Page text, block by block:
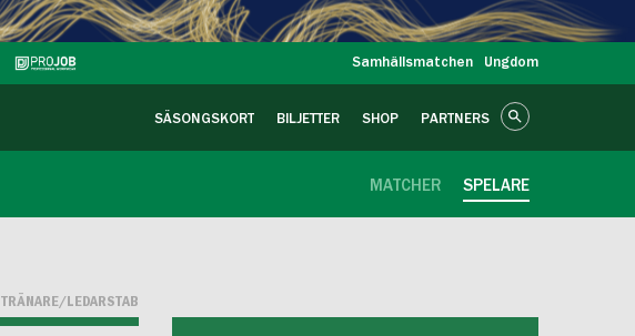
Samhällsmatchen Ungdom
SÄSONGSKORT BILJETTER SHOP PARTNERS
SPELARE
MATCHER
TRÄNARE/LEDARSTAB